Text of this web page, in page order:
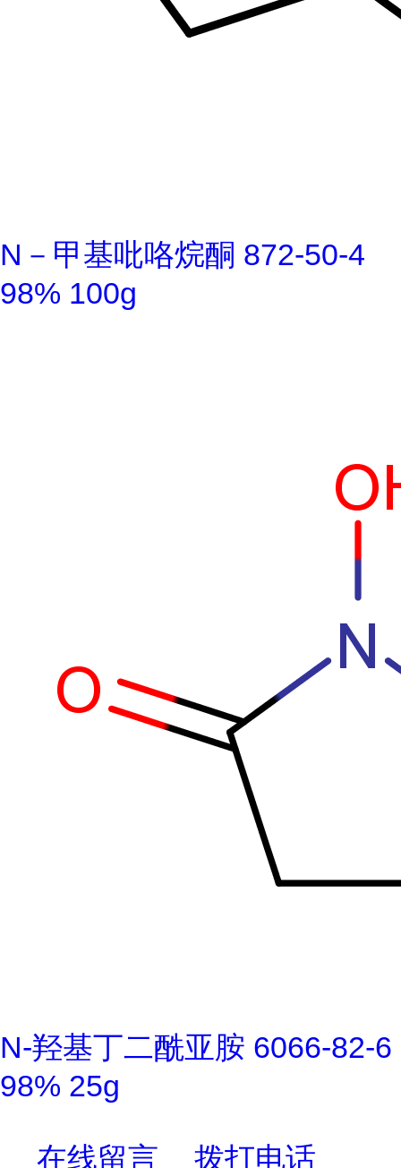
N－甲基吡咯烷酮 872-50-4
98% 100g
N-羟基丁二酰亚胺 6066-82-6
98% 25g
在线留言 拨打电话